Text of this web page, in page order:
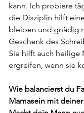
kann. Ich probiere
die Disziplin hilft
bleiben und gnädig
Geschenk des
Sie hilft auch heilige
ergreifen, wenn sie
Wie balancierst du
Mamasein mit